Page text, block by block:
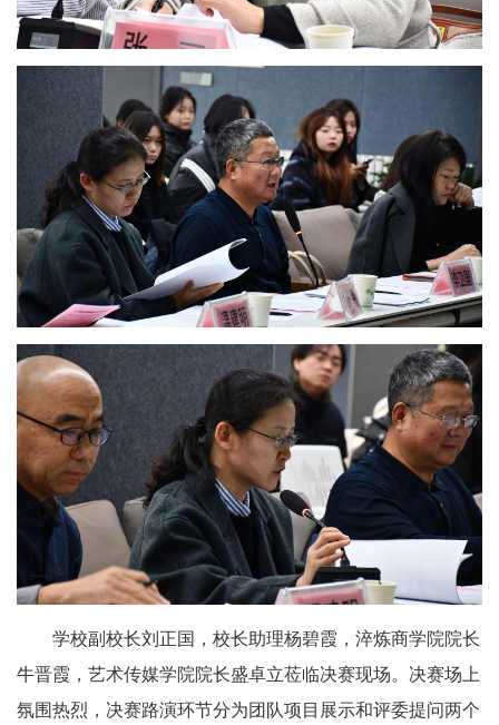
学校副校长刘正国，校长助理杨碧霞，淬炼商学院院长
牛晋霞，艺术传媒学院院长盛卓立莅临决赛现场。决赛场上
氛围热烈，决赛路演环节分为团队项目展示和评委提问两个